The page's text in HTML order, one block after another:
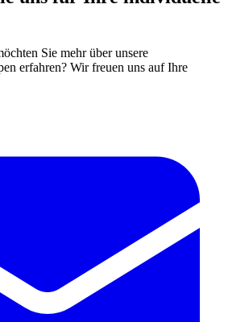
Sie mehr über unsere
erfahren? Wir freuen uns auf Ihre